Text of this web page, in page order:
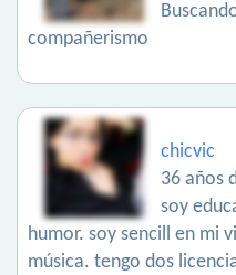
compañerismo
chicvic
36 años
soy
humor. soy sencill en mi
música. tengo dos